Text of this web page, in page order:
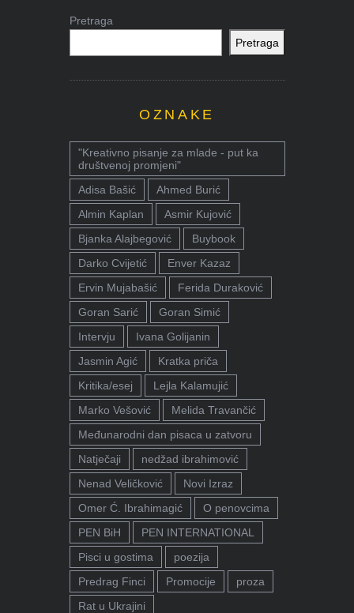
Pretraga
Pretraga
OZNAKE
"Kreativno pisanje za mlade - put ka
društvenoj promjeni"
Adisa Bašić
Ahmed Burić
Almin Kaplan
Asmir Kujović
Bjanka Alajbegović
Buybook
Darko Cvijetić
Enver Kazaz
Ervin Mujabašić
Ferida Duraković
Goran Sarić
Goran Simić
Intervju
Ivana Golijanin
Jasmin Agić
Kratka priča
Kritika/esej
Lejla Kalamujić
Marko Vešović
Melida Travančić
Međunarodni dan pisaca u zatvoru
Natječaji
nedžad ibrahimović
Nenad Veličković
Novi Izraz
Omer Ć. Ibrahimagić
O penovcima
PEN BiH
PEN INTERNATIONAL
Pisci u gostima
poezija
Predrag Finci
Promocije
proza
Rat u Ukrajini